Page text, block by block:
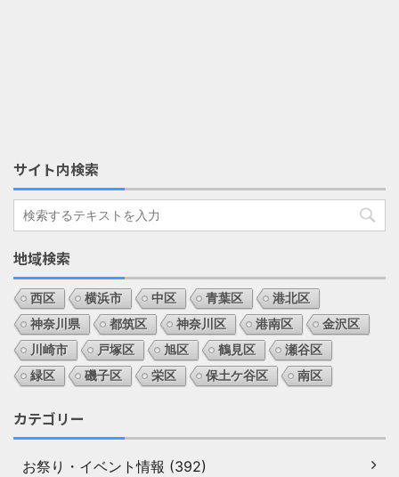
サイト内検索
地域検索
西区 横浜市 中区 青葉区
港北区
神奈川県
都筑区 神奈川区 港南区
金沢区
川崎市
戸塚区 旭区 鶴見区
瀬谷区
緑区
磯子区 栄区 保土ケ谷区 南区
カテゴリー
お祭り・イベント情報 (392)